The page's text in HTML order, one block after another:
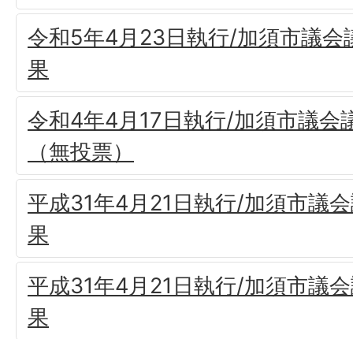
令和5年4月23日執行/加須市議会
果
令和4年4月17日執行/加須市議会
（無投票）
平成31年4月21日執行/加須市議
果
平成31年4月21日執行/加須市議
果